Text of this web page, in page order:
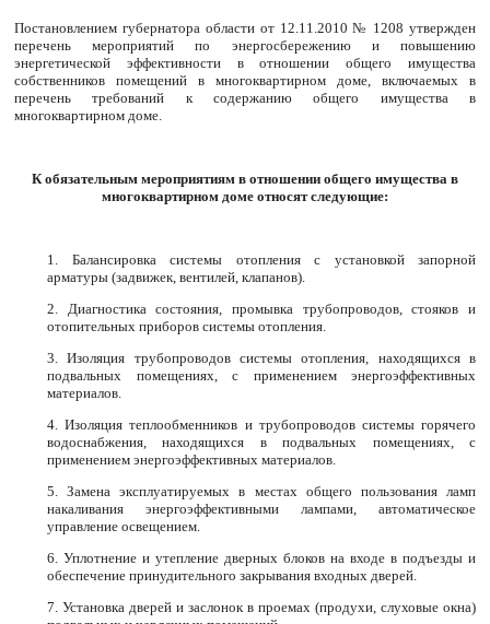
Постановлением губернатора области от 12.11.2010 № 1208 утвержден
перечень мероприятий по энергосбережению и повышению
энергетической эффективности в отношении общего имущества
собственников помещений в многоквартирном доме, включаемых в
перечень требований к содержанию общего имущества в
многоквартирном доме.
К обязательным мероприятиям в отношении общего имущества в
многоквартирном доме относят следующие:
1. Балансировка системы отопления с установкой запорной
арматуры (задвижек, вентилей, клапанов).
2. Диагностика состояния, промывка трубопроводов, стояков и
отопительных приборов системы отопления.
3. Изоляция трубопроводов системы отопления, находящихся в
подвальных помещениях, с применением энергоэффективных
материалов.
4. Изоляция теплообменников и трубопроводов системы горячего
водоснабжения, находящихся в подвальных помещениях, с
применением энергоэффективных материалов.
5. Замена эксплуатируемых в местах общего пользования ламп
накаливания энергоэффективными лампами, автоматическое
управление освещением.
6. Уплотнение и утепление дверных блоков на входе в подъезды и
обеспечение принудительного закрывания входных дверей.
7. Установка дверей и заслонок в проемах (продухи, слуховые окна)